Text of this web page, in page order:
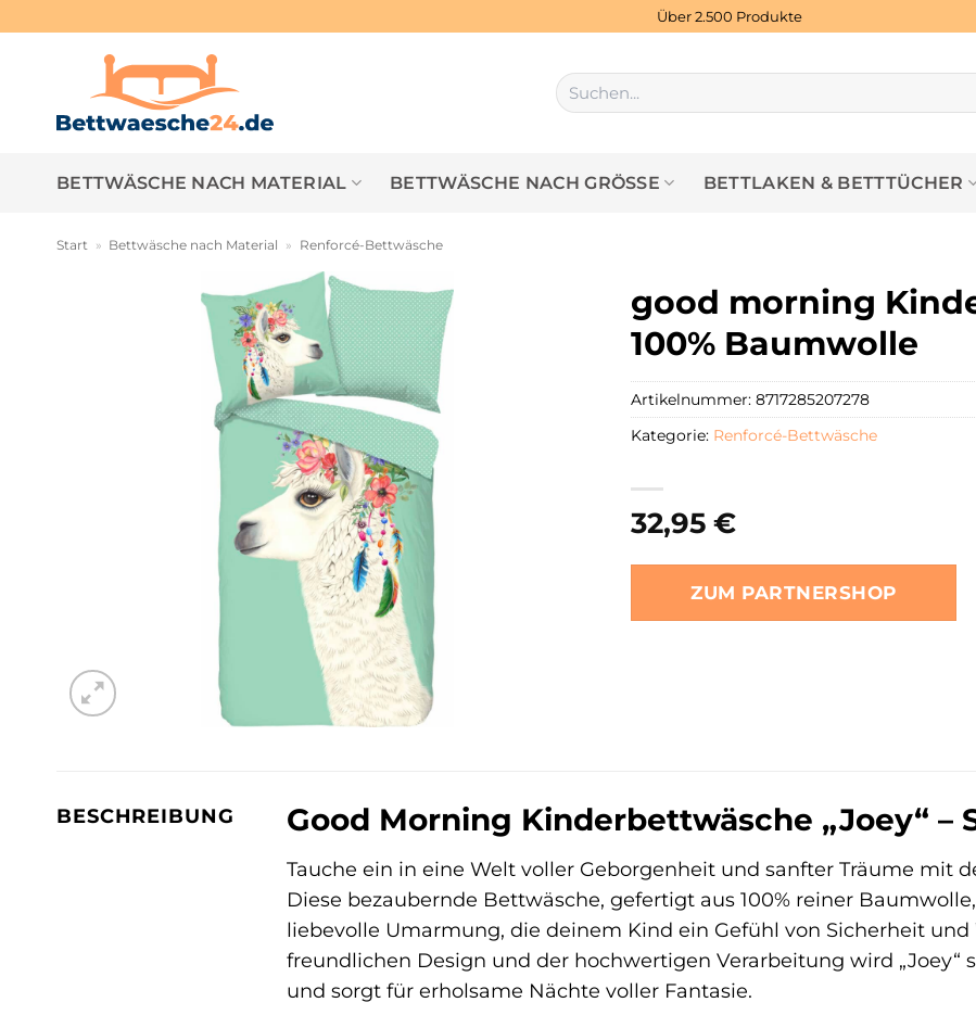
Über 2.500 Produkte
Suchen
nach:
BETTWÄSCHE NACH MATERIAL BETTWÄSCHE NACH GRÖSSE BETTLAKEN & BETTTÜCHER
Start » Bettwäsche nach Material » Renforcé-Bettwäsche
good morning
100% Baumwolle
32,95€
ZUM PARTNERSHOP
Artikelnummer:8717285207278
Kategorie: Renforcé-Bettwäsche
BESCHREIBUNG Good Morning Kinderbettwäsche „Joey“ –
Tauche ein in eine Welt voller Geborgenheit und sanfter Träume mit
Diese bezaubernde Bettwäsche, gefertigt aus 100% reiner
liebevolle Umarmung, die deinem Kind ein Gefühl von Sicherheit
freundlichen Design und der hochwertigen Verarbeitung wird
und sorgt für erholsame Nächte voller Fantasie.